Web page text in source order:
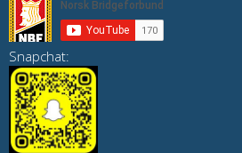
Snapchat: